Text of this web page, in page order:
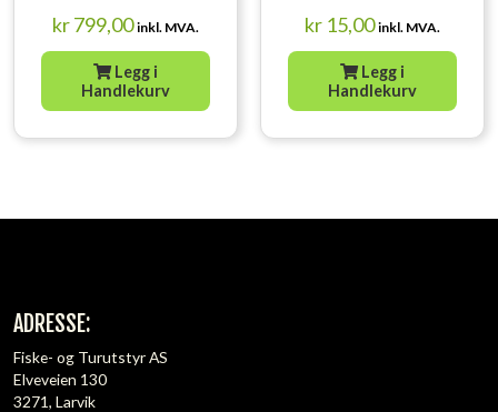
kr799,00 inkl. MVA.
Legg i
Handlekurv
9g Perch
kr 15,00 inkl. MVA.
Legg i
Handlekurv
ADRESSE:
Fiske- og Turutstyr AS
Elveveien 130
3271, Larvik